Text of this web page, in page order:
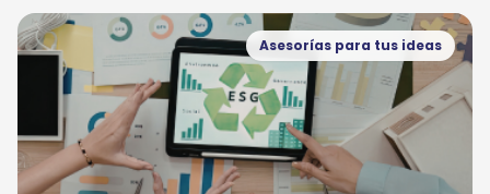
Asesorías para tus ideas